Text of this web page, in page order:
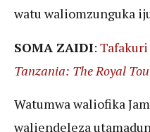
watu waliomzunguka
SOMA ZAIDI: Tafakuri
Tanzania: The Royal
Watumwa waliofika
waliendeleza